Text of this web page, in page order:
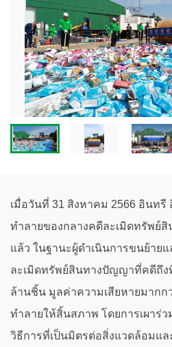
เมื่อวันที่ 31 สิงหาคม 2566 อินทรี
ทำลายของกลางคดีละเมิดทรัพย์
แล้ว ในฐานะผู้ดำเนินการขนย้าย
ละเมิดทรัพย์สินทางปัญญาที่คดีถึง
ล้านชิ้น มูลค่าความเสียหายมากก
ทำลายให้สิ้นสภาพ โดยการเผาร่ว
วิธีการที่เป็นมิตรต่อสิ่งแวดล้อมแ